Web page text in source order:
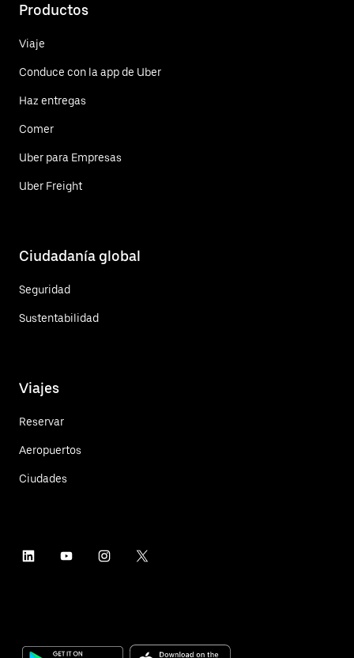
Productos
Viaje
Conduce con la app de Uber
Haz entregas
Comer
Uber para Empresas
Uber Freight
Ciudadanía global
Seguridad
Sustentabilidad
Viajes
Reservar
Aeropuertos
Ciudades